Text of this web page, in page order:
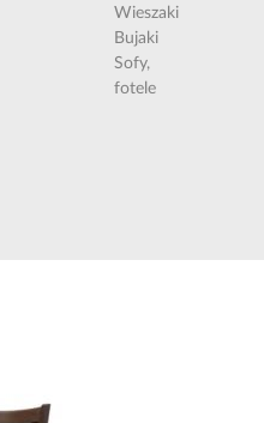
Wieszaki
Bujaki
Sofy,
fotele